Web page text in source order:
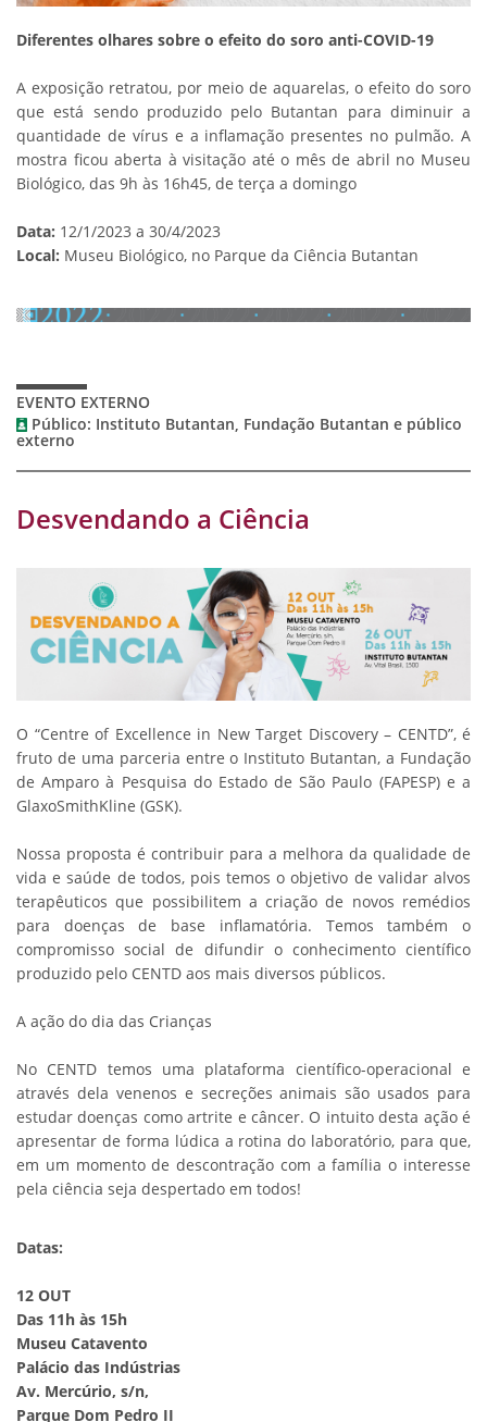
Diferentes olhares sobre o efeito do soro anti-COVID-19
A exposição retratou, por meio de aquarelas, o efeito do soro
que está sendo produzido pelo Butantan para diminuir a
quantidade de vírus e a inflamação presentes no pulmão. A
mostra ficou aberta à visitação até o mês de abril no Museu
Biológico, das 9h às 16h45, de terça a domingo
Data: 12/1/2023 a 30/4/2023
Local: Museu Biológico, no Parque da Ciência Butantan
EVENTO EXTERNO
Público: Instituto Butantan, Fundação Butantan e público
externo
Desvendando a Ciência
O “Centre of Excellence in New Target Discovery – CENTD”, é
fruto de uma parceria entre o Instituto Butantan, a Fundação
de Amparo à Pesquisa do Estado de São Paulo (FAPESP) e a
GlaxoSmithKline (GSK).
Nossa proposta é contribuir para a melhora da qualidade de
vida e saúde de todos, pois temos o objetivo de validar alvos
terapêuticos que possibilitem a criação de novos remédios
para doenças de base inflamatória. Temos também o
compromisso social de difundir o conhecimento científico
produzido pelo CENTD aos mais diversos públicos.
A ação do dia das Crianças
No CENTD temos uma plataforma científico-operacional e
através dela venenos e secreções animais são usados para
estudar doenças como artrite e câncer. O intuito desta ação é
apresentar de forma lúdica a rotina do laboratório, para que,
em um momento de descontração com a família o interesse
pela ciência seja despertado em todos!
Datas:
12 OUT
Das 11h às 15h
Museu Catavento
Palácio das Indústrias
Av. Mercúrio, s/n,
Parque Dom Pedro II